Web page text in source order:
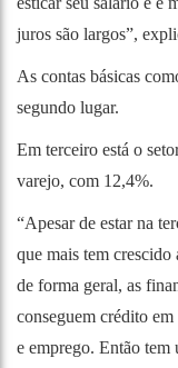
juros são largos”,
As contas básicas
segundo lugar.
Em terceiro está o
varejo, com 12,4%.
“Apesar de estar na
que mais tem crescido
de forma geral, as
conseguem crédito
e emprego. Então tem